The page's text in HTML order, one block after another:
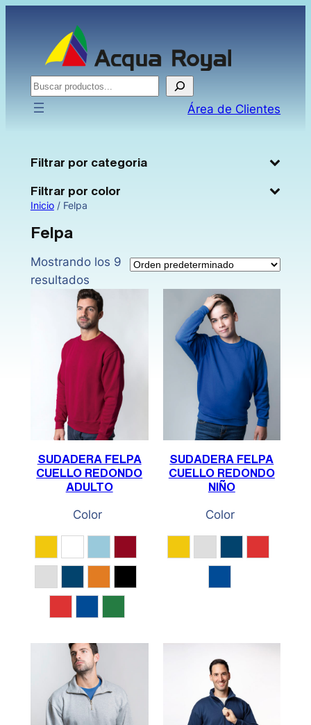
contenido
Buscar
Área de Clientes
Filtrar por categoria
Filtrar por color
Inicio/ Felpa
Felpa
Mostrando los 9
resultados
SUDADERA FELPA
CUELLO REDONDO
ADULTO
Color
AmarilloBlancoCelesteGranate
Gris Vigoré
MarinoNaranjaNegro
RojoRoyalVerde
SUDADERA FELPA
CUELLO REDONDO
NIÑO
Color
AmarilloGris Vigoré
Marino
Rojo
Royal